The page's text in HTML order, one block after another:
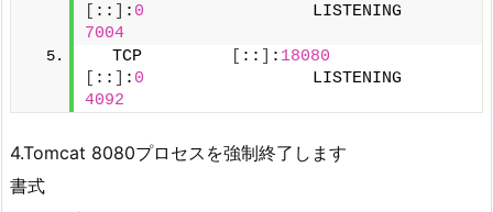
:: : 0
7004
  TCP
:: : 18080
:: : 0
4092
4.Tomcat 8080プロセスを強制終了します
書式